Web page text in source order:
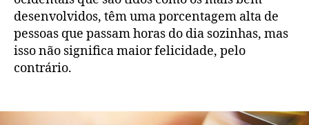
desenvolvidos, têm uma porcentagem alta de
pessoas que passam horas do dia sozinhas, mas
isso não significa maior felicidade, pelo
contrário.